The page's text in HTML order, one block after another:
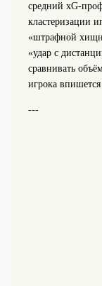
средний
кластеризации
«штрафной
«удар с
сравнивать
игрока
---